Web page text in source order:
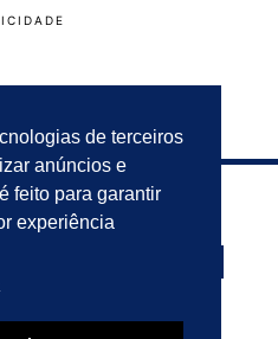
de terceiros
anúncios e
feito para garantir
experiência